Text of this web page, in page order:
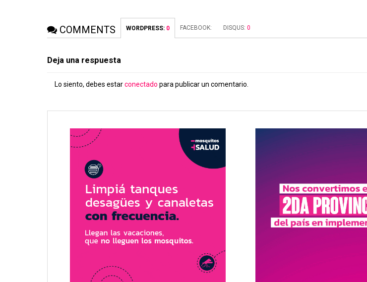
COMMENTS WORDPRESS: 0 FACEBOOK: DISQUS:0
Deja una respuesta
Lo siento, debes estarconectado para publicar un comentario.